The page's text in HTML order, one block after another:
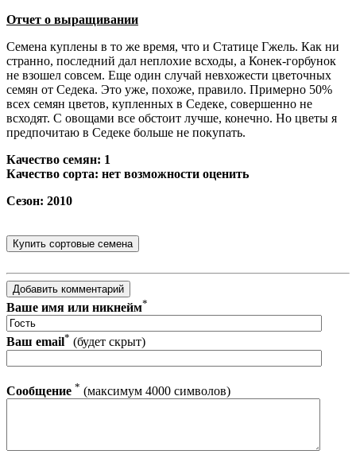
Отчет о выращивании
Семена куплены в то же время, что и Статице Гжель. Как ни
странно, последний дал неплохие всходы, а Конек-горбунок
не взошел совсем. Еще один случай невхожести цветочных
семян от Седека. Это уже, похоже, правило. Примерно 50%
всех семян цветов, купленных в Седеке, совершенно не
всходят. С овощами все обстоит лучше, конечно. Но цветы я
предпочитаю в Седеке больше не покупать.
Качество семян: 1
Качество сорта: нет возможности оценить
Сезон: 2010
Ваше имя или никнейм*
Ваш email* (будет скрыт)
Сообщение * (максимум 4000 символов)